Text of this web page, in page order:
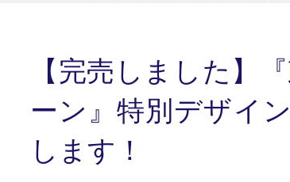
【完売しました】
ーン』特別デザイ
します！